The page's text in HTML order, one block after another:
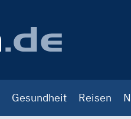
Gesundheit Reisen